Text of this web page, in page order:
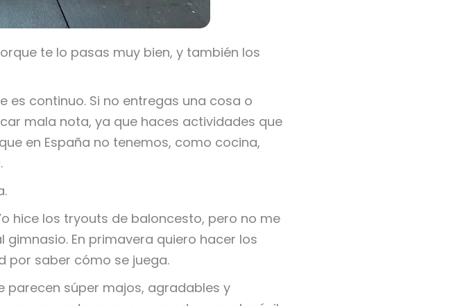
te lo pasas muy bien, y también los
es continuo. Si no entregas una cosa o
mala nota, ya que haces actividades que
en España no tenemos, como cocina,
hice los tryouts de baloncesto, pero no me
En primavera quiero hacer los
por saber cómo se juega.
parecen súper majos, agradables y